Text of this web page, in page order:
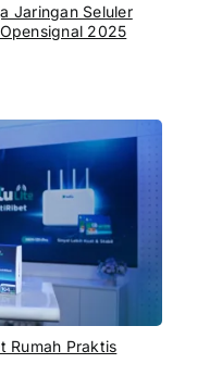
Jaringan Seluler
2025
Rumah Praktis